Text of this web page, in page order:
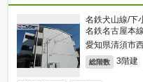
名鉄犬山線/下
名鉄名古屋本
愛知県清須市
総階数 3階建